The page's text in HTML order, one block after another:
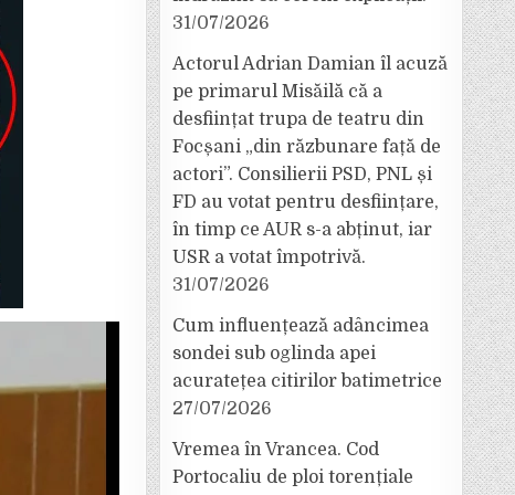
31/07/2026
Actorul Adrian Damian îl acuză
pe primarul Misăilă că a
desființat trupa de teatru din
Focșani „din răzbunare față de
actori”. Consilierii PSD, PNL și
FD au votat pentru desființare,
în timp ce AUR s-a abținut, iar
USR a votat împotrivă.
31/07/2026
Cum influențează adâncimea
sondei sub oglinda apei
acuratețea citirilor batimetrice
27/07/2026
Vremea în Vrancea. Cod
Portocaliu de ploi torențiale